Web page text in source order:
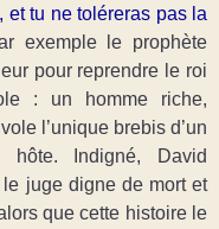
et tu ne toléreras pas la
exemple le prophète
pour reprendre le roi
: un homme riche,
l’unique brebis d’un
hôte. Indigné, David
juge digne de mort et
que cette histoire le